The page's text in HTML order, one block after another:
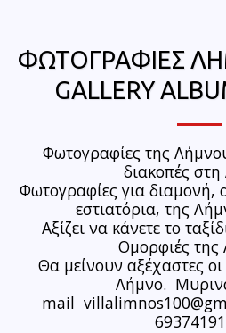
ΦΩΤΟΓΡΑΦΙΕΣ
GALLERY
Φωτογραφίες της
διακοπές
Φωτογραφίες για διαμονή,
εστιατόρια, της
Αξίζει να κάνετε το
Ομορφιές
Θα μείνουν αξέχαστες
Λήμνο.
mail